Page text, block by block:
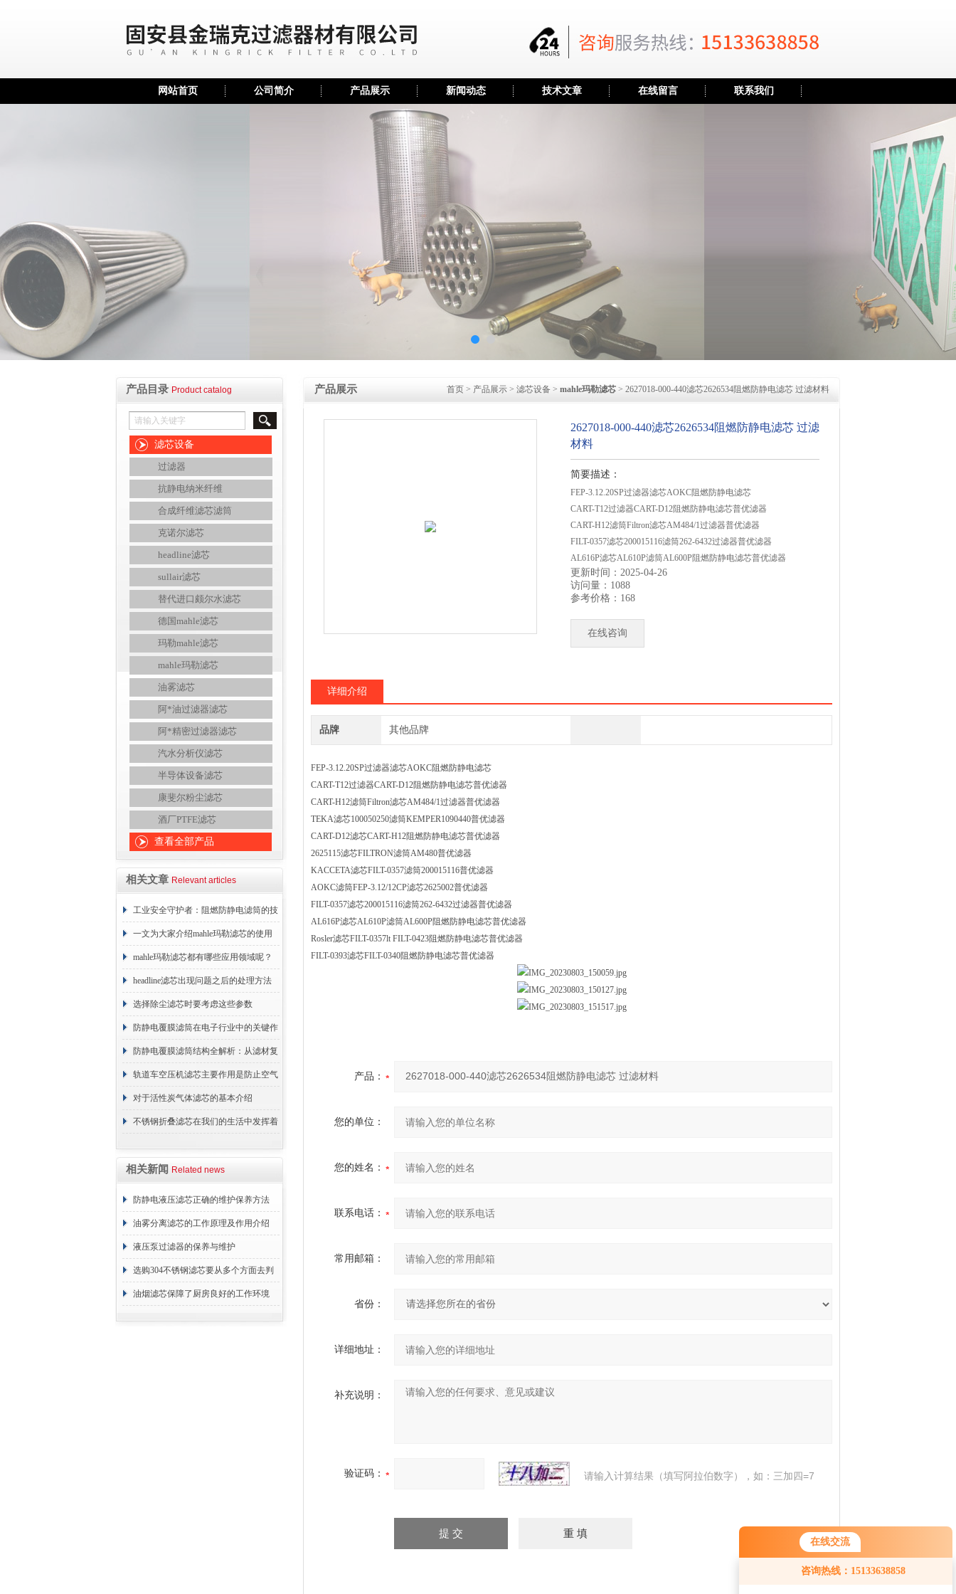
在线交流
咨询热线：15133638858
网站首页 公司简介 产品展示 新闻动态 技术文章 在线留言 联系我们
产品目录 Product catalog
滤芯设备
过滤器
抗静电纳米纤维
合成纤维滤芯滤筒
克诺尔滤芯
headline滤芯
sullair滤芯
替代进口颇尔水滤芯
德国mahle滤芯
玛勒mahle滤芯
mahle玛勒滤芯
油雾滤芯
阿*油过滤器滤芯
阿*精密过滤器滤芯
汽水分析仪滤芯
半导体设备滤芯
康斐尔粉尘滤芯
酒厂PTFE滤芯
查看全部产品
相关文章 Relevant articles
工业安全守护者：阻燃防静电滤筒的技
术原理与应用解析
一文为大家介绍mahle玛勒滤芯的使用
原理
mahle玛勒滤芯都有哪些应用领域呢？
headline滤芯出现问题之后的处理方法
分享
选择除尘滤芯时要考虑这些参数
防静电覆膜滤筒在电子行业中的关键作
用
防静电覆膜滤筒结构全解析：从滤材复
合到整体成型
轨道车空压机滤芯主要作用是防止空气
中的杂质和油脂浓度升高
对于活性炭气体滤芯的基本介绍
不锈钢折叠滤芯在我们的生活中发挥着
相关新闻 Related news
防静电液压滤芯正确的维护保养方法
油雾分离滤芯的工作原理及作用介绍
液压泵过滤器的保养与维护
选购304不锈钢滤芯要从多个方面去判
断
油烟滤芯保障了厨房良好的工作环境
产品展示 首页 > 产品展示 > 滤芯设备 > mahle玛勒滤芯 > 2627018-000-440滤芯2626534阻燃防静电滤芯 过滤材料
2627018-000-440滤芯2626534阻燃防静电滤芯 过滤
材料
简要描述：
FEP-3.12.20SP过滤器滤芯AOKC阻燃防静电滤芯
CART-T12过滤器CART-D12阻燃防静电滤芯普优滤器
CART-H12滤筒Filtron滤芯AM484/1过滤器普优滤器
FILT-0357滤芯200015116滤筒262-6432过滤器普优滤器
AL616P滤芯AL610P滤筒AL600P阻燃防静电滤芯普优滤器
Rosler滤芯FILT-0357lt FILT-0423阻燃防静
更新时间：2025-04-26
访问量：1088
参考价格：168
在线咨询
详细介绍
品牌 其他品牌
FEP-3.12.20SP过滤器滤芯AOKC阻燃防静电滤芯
CART-T12过滤器CART-D12阻燃防静电滤芯普优滤器
CART-H12滤筒Filtron滤芯AM484/1过滤器普优滤器
TEKA滤芯100050250滤筒KEMPER1090440普优滤器
CART-D12滤芯CART-H12阻燃防静电滤芯普优滤器
2625115滤芯FILTRON滤筒AM480普优滤器
KACCETA滤芯FILT-0357滤筒200015116普优滤器
AOKC滤筒FEP-3.12/12CP滤芯2625002普优滤器
FILT-0357滤芯200015116滤筒262-6432过滤器普优滤器
AL616P滤芯AL610P滤筒AL600P阻燃防静电滤芯普优滤器
Rosler滤芯FILT-0357lt FILT-0423阻燃防静电滤芯普优滤器
FILT-0393滤芯FILT-0340阻燃防静电滤芯普优滤器
产品：
您的单位：
您的姓名：
联系电话：
常用邮箱：
省份：
详细地址：
补充说明：
验证码： 请输入计算结果（填写阿拉伯数字），如：三加四=7